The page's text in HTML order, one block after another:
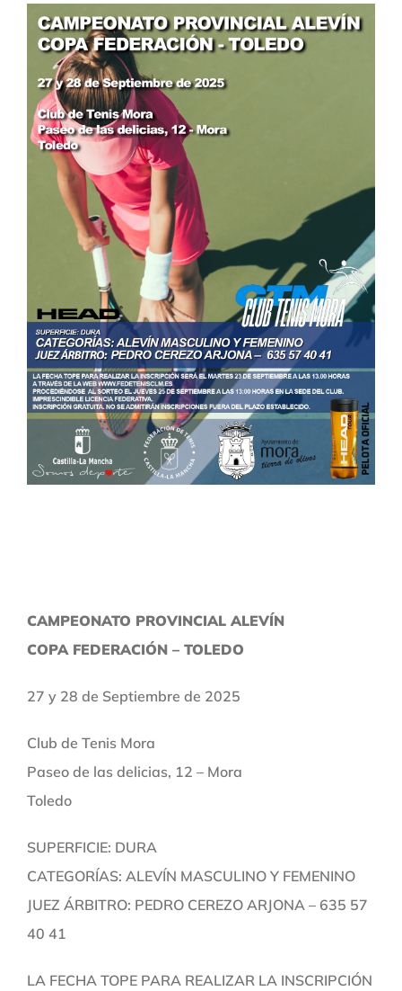
CAMPEONATO PROVINCIAL ALEVÍN
COPA FEDERACIÓN – TOLEDO
27 y 28 de Septiembre de 2025
Club de Tenis Mora
Paseo de las delicias, 12 – Mora
Toledo
SUPERFICIE: DURA
CATEGORÍAS: ALEVÍN MASCULINO Y FEMENINO
JUEZ ÁRBITRO: PEDRO CEREZO ARJONA – 635 57
40 41
LA FECHA TOPE PARA REALIZAR LA INSCRIPCIÓN